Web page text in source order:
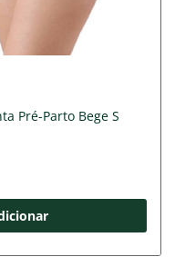
Pré-Parto Bege S